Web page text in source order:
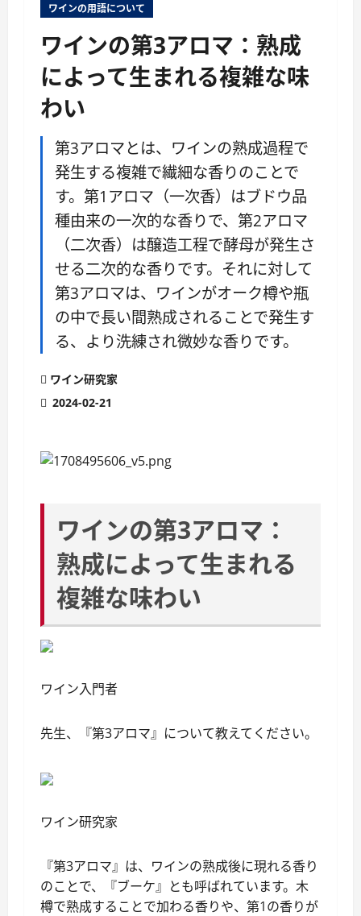
ワインの用語について
ワインの第3アロマ：熟成
によって生まれる複雑な味
わい
第3アロマとは、ワインの熟成過程で
発生する複雑で繊細な香りのことで
す。第1アロマ（一次香）はブドウ品
種由来の一次的な香りで、第2アロマ
（二次香）は醸造工程で酵母が発生さ
せる二次的な香りです。それに対して
第3アロマは、ワインがオーク樽や瓶
の中で長い間熟成されることで発生す
る、より洗練され微妙な香りです。
ワイン研究家
2024-02-21
ワインの第3アロマ：
熟成によって生まれる
複雑な味わい
ワイン入門者
先生、『第3アロマ』について教えてください。
ワイン研究家
『第3アロマ』は、ワインの熟成後に現れる香り
のことで、『ブーケ』とも呼ばれています。木
樽で熟成することで加わる香りや、第1の香りが